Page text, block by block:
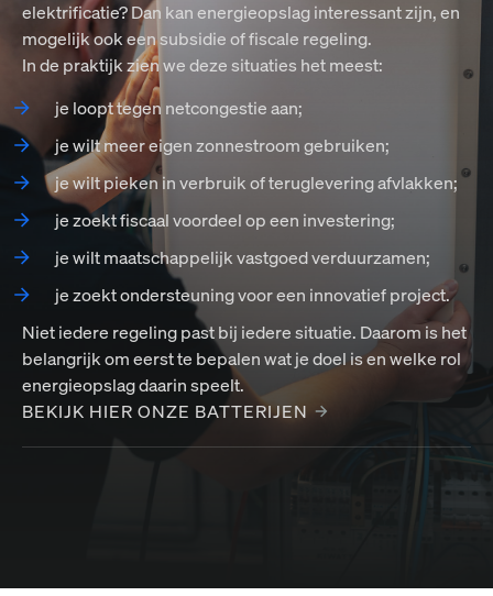
elektrificatie? Dan kan energieopslag interessant zijn, en
mogelijk ook een subsidie of fiscale regeling.
In de praktijk zien we deze situaties het meest:
je loopt tegen netcongestie aan;
je wilt meer eigen zonnestroom gebruiken;
je wilt pieken in verbruik of teruglevering afvlakken;
je zoekt fiscaal voordeel op een investering;
je wilt maatschappelijk vastgoed verduurzamen;
je zoekt ondersteuning voor een innovatief project.
Niet iedere regeling past bij iedere situatie. Daarom is het
belangrijk om eerst te bepalen wat je doel is en welke rol
energieopslag daarin speelt.
BEKIJK HIER ONZE BATTERIJEN